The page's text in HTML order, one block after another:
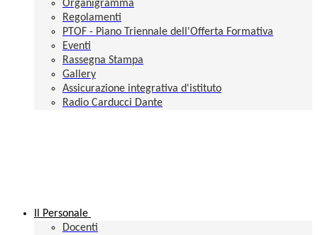
Organigramma
Regolamenti
PTOF - Piano Triennale dell'Offerta Formativa
Eventi
Rassegna Stampa
Gallery
Assicurazione integrativa d'istituto
Radio Carducci Dante
Il Personale
Docenti